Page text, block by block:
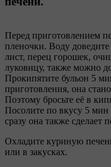
Перед приготовлением
пленочки. Воду
лист, перец горошек,
луковицу, также можно
Прокипятите бульон 5
приготовления, она
Поэтому бросьте её в
Посолите по вкусу 5 мин
сразу она также сделает
Охладите куриную
или в закусках.